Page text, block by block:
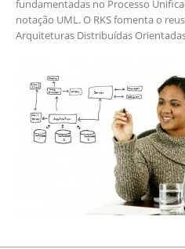
fundamentadas no Processo
notação UML. O RKS fomenta o
Arquiteturas Distribuídas